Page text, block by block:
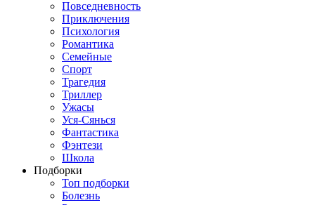
Повседневность
Приключения
Психология
Романтика
Семейные
Спорт
Трагедия
Триллер
Ужасы
Уся-Сянься
Фантастика
Фэнтези
Школа
Подборки
Топ подборки
Болезнь